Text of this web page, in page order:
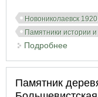
Новониколаевск
Памятники истории
Подробнее
Памятник